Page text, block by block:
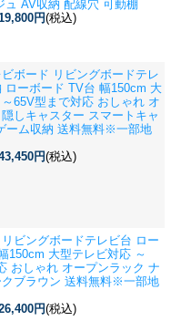
ュ AV収納 配線穴 可動棚
円(税込)
ボード リビングボードテレ
ローボード TV台 幅150cm 大
65V型まで対応 おしゃれ オ
しキャスター スマートキャ
ーム収納 送料無料※一部地
円(税込)
ビングボードテレビ台 ロー
150cm 大型テレビ対応 ～
おしゃれ オープンラック ナ
ブラウン 送料無料※一部地
円(税込)